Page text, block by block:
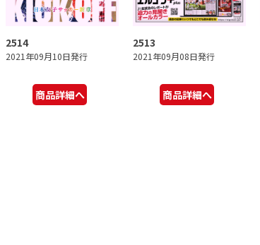
2514
2021年09月10日発行
商品詳細へ
2513
2021年09月08日発行
商品詳細へ